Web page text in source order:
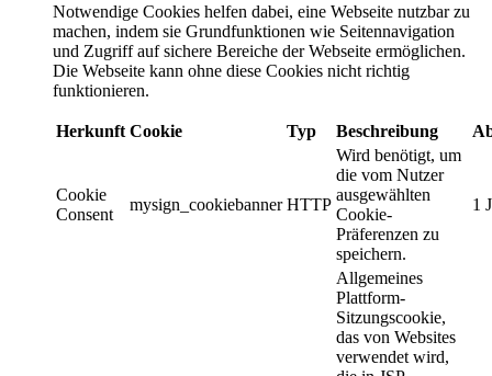
Notwendige Cookies helfen dabei, eine Webseite nutzbar zu
machen, indem sie Grundfunktionen wie Seitennavigation
und Zugriff auf sichere Bereiche der Webseite ermöglichen.
Die Webseite kann ohne diese Cookies nicht richtig
funktionieren.
Herkunft Cookie Typ Beschreibung
Cookie
Consent
mysign_cookiebanner HTTP
Wird benötigt, um
die vom Nutzer
ausgewählten
Cookie-
Präferenzen zu
speichern.
1
Allgemeines
Plattform-
Sitzungscookie,
das von Websites
verwendet wird,